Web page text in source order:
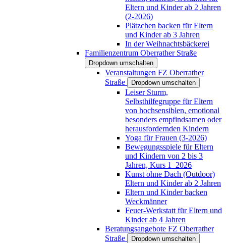
Eltern und Kinder ab 2 Jahren
(2-2026)
Plätzchen backen für Eltern
und Kinder ab 3 Jahren
In der Weihnachtsbäckerei
Familienzentrum Oberrather Straße
Dropdown umschalten
Veranstaltungen FZ Oberrather
Straße
Dropdown umschalten
Leiser Sturm,
Selbsthilfegruppe für Eltern
von hochsensiblen, emotional
besonders empfindsamen oder
herausfordernden Kindern
Yoga für Frauen (3-2026)
Bewegungsspiele für Eltern
und Kindern von 2 bis 3
Jahren, Kurs 1_2026
Kunst ohne Dach (Outdoor)
Eltern und Kinder ab 2 Jahren
Eltern und Kinder backen
Weckmänner
Feuer-Werkstatt für Eltern und
Kinder ab 4 Jahren
Beratungsangebote FZ Oberrather
Straße
Dropdown umschalten